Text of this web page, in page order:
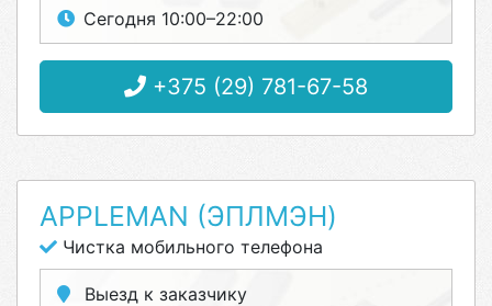
Сегодня 10:00–22:00
+375 (29) 781-67-58
APPLEMAN (ЭПЛМЭН)
Чистка мобильного телефона
Выезд к заказчику